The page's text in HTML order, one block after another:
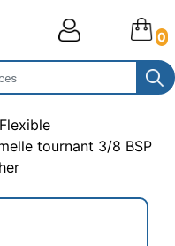
0
Flexible
tournant 3/8 BSP